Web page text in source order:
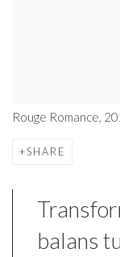
Rouge Romance,
SHARE
balans